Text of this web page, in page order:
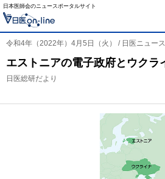
日本医師会のニュースポータルサイト
令和4年（2022年）4月5日（火） / 日医ニュース
エストニアの電子政府とウクラ
日医総研だより